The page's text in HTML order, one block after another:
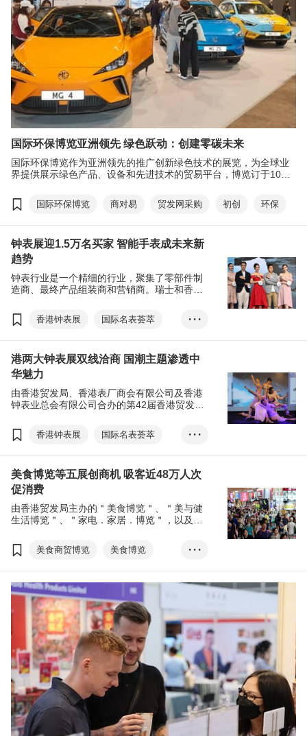
国际环保博览亚洲领先 绿色跃动：创建零碳未来
国际环保博览作为亚洲领先的推广创新绿色技术的展览，为全球业
界提供展示绿色产品、设备和先进技术的贸易平台，博览订于10月
发局＂商对易＂(Click2Match) 线上智能平台举行。
国际环保博览 商对易 贸发网采购 初创 环保
钟表展迎1.5万名买家 智能手表成未来新
趋势
钟表行业是一个精细的行业，聚集了零部件制
造商、最终产品组装商和营销商。瑞士和香港
造商慕名而来，开拓商机。
香港钟表展
国际名表荟萃
国潮
展览+
EXHIBITION+
商对易
Click2Match
Scan2Match
亚洲钟表研讨会
CENTRESTAGE
• • •
港两大钟表展双线洽商 国潮主题渗透中
华魅力
由香港贸发局、香港表厂商会有限公司及香港
钟表业总会有限公司合办的第42届香港贸发局
全球超过700家来自17个国家及地区的展商，
以线上线下展览模式开创商机。
香港钟表展
国际名表荟萃
国潮
张淑芬
展览+
EXHIBITION+
商对易
Click2Match
Scan2Match
亚洲钟表研讨会
香港钟表设计比赛
• • •
美食博览等五展创商机 吸客近48万人次
促消费
由香港贸发局主办的＂美食博览＂、＂美与健
生活博览＂、＂家电．家居．博览＂，以及商
前圆满闭幕，五大展览共吸引近48万公众人次
入场参观购物，人均消费1,500港元，有助刺激
美食商贸博览
美食博览
家电．家品．博览
美与健生活博览
香港国际茶展
国际现代化中医药及健康产品会议
电子消费券
张淑芬
EXHIBITION+
商对易
扫码易
• • •